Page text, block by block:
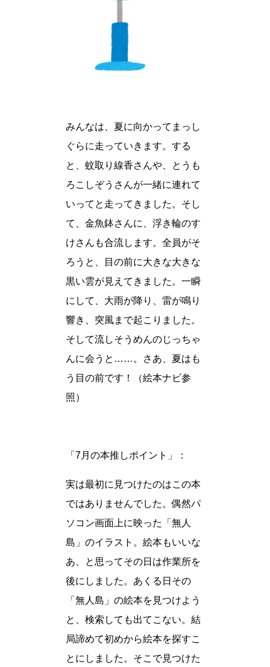
みんなは、夏に向かってまっし
ぐらに走っていきます。する
と、蚊取り線香さんや、とうも
ろこしぞうさんが一緒に連れて
いってと走ってきました。そし
て、金魚鉢さんに、浮き輪のす
けさんも合流します。全員がそ
ろうと、目の前に大きな大きな
黒い雲が見えてきました。一瞬
にして、大雨が降り、雷が鳴り
響き、突風まで起こりました。
そして流しそうめんのじっちゃ
んに会うと……。さあ、夏はも
う目の前です！（絵本ナビ参
照）
「7月の本推しポイント」：
実は最初に見つけたのはこの本
ではありませんでした。偶然パ
ソコン画面上に映った「無人
島」のイラスト。絵本もいいな
あ、と思ってその日は作業所を
後にしました。あくる日その
「無人島」の絵本を見つけよう
と、検索しても出てこない。結
局諦めて初めから絵本を探すこ
とにしました。そこで見つけた